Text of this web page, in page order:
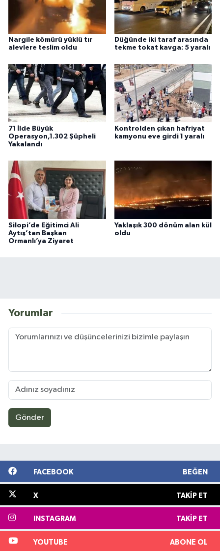
Nargile kömürü yüklü tır
alevlere teslim oldu
Düğünde iki taraf arasında
tekme tokat kavga: 5 yaralı
71 İlde Büyük
Operasyon,1.302 Şüpheli
Yakalandı
Kontrolden çıkan hafriyat
kamyonu eve girdi 1 yaralı
Silopi’de Eğitimci Ali
Aytış’tan Başkan
Ormanlı’ya Ziyaret
Yaklaşık 300 dönüm alan kül
oldu
Yorumlar
Gönder
FACEBOOK BEĞEN
X TAKIP ET
INSTAGRAM TAKIP ET
YOUTUBE ABONE OL